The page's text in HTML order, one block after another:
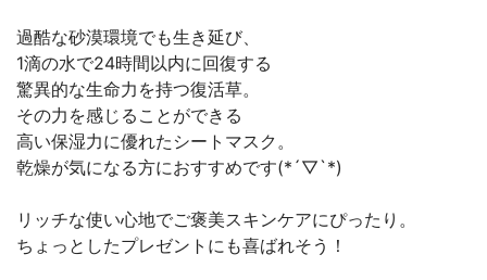
過酷な砂漠環境でも生き延び、
1滴の水で24時間以内に回復する
驚異的な生命力を持つ復活草。
その力を感じることができる
高い保湿力に優れたシートマスク。
乾燥が気になる方におすすめです(*´▽`*)
リッチな使い心地でご褒美スキンケアにぴったり。
ちょっとしたプレゼントにも喜ばれそう！